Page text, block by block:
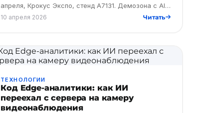
апреля, Крокус Экспо, стенд A7131. Демозона с AI-
агентом и промокод на бесплатный вход.
10 апреля 2026 Читать
ТЕХНОЛОГИИ
Код Edge-аналитики: как ИИ
переехал с сервера на камеру
видеонаблюдения